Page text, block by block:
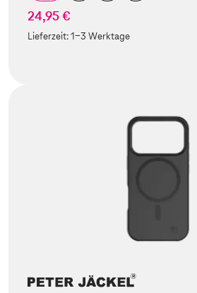
24,95 €
Lieferzeit:1-3 Werktage